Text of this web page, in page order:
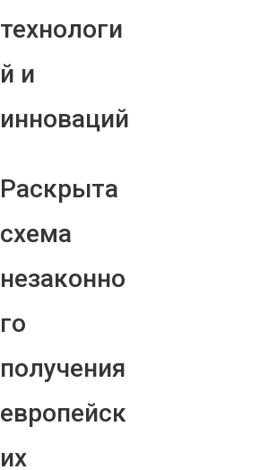
технологи
й и
инноваций
Раскрыта
схема
незаконно
го
получения
европейск
их